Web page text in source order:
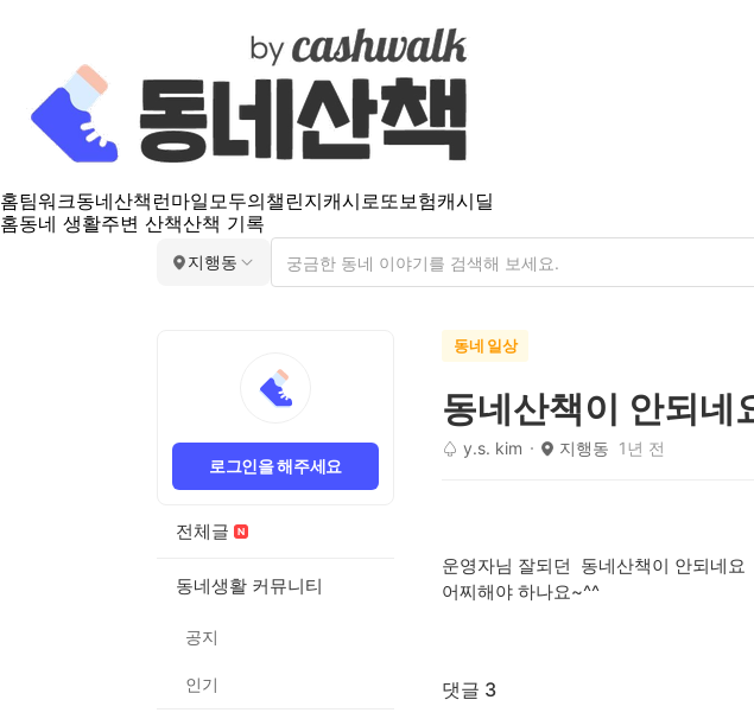
홈팀워크동네산책 런마일모두의챌린지캐시로또보험캐시딜
홈동네 생활주변 산책산책 기록
지행동
로그인을 해주세요
전체글
동네생활 커뮤니티
공지
인기
동네 일상
동네산책이 안되네
♤ y.s. kim 지행동 1년 전
운영자님 잘되던 동네산책이 안되네요
어찌해야 하나요~^^
댓글 3